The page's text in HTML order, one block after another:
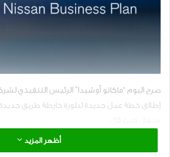
صرح اليوم “ماكاتو أوشيدا” الرئيس التنفيذي
إطلاق خطة عمل جديدة لبلورة خارطة طريق
“يسعدني أن أعلن عن إطلاق القوس، وهي خطة
أظهر المزيد